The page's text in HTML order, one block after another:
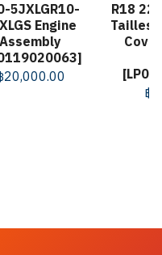
5JXLGR10-
Engine
Assembly
20,000.00
R18
฿